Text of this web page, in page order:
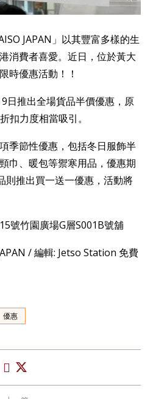
JAPAN」以其豐富多樣的生
消費者喜愛。近日，位於黃大
時優惠活動！！
日推出全場貨品半價優惠，原
扣力度相當吸引。
季節性優惠，包括冬日服飾半
巾、暖包等禦寒用品，優惠期
則推出買一送一優惠，活動將
號竹園廣場G層S001B號舖
/ 編輯: Jetso Station 免費
優惠